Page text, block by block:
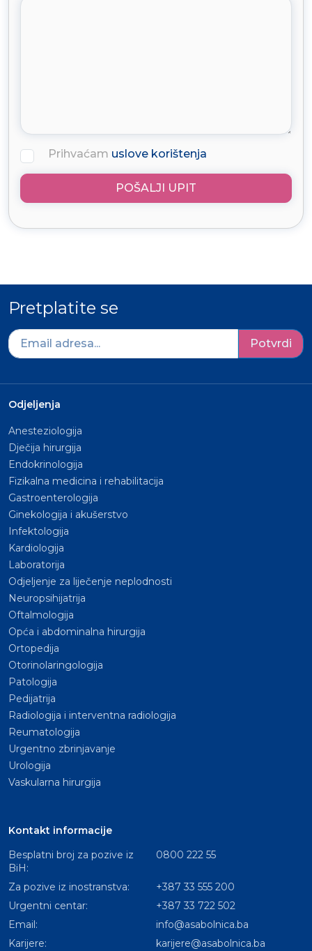
Prihvaćam uslove korištenja
POŠALJI UPIT
Pretplatite se
Potvrdi
Odjeljenja
Anesteziologija
Dječija hirurgija
Endokrinologija
Fizikalna medicina i rehabilitacija
Gastroenterologija
Ginekologija i akušerstvo
Infektologija
Kardiologija
Laboratorija
Odjeljenje za liječenje neplodnosti
Neuropsihijatrija
Oftalmologija
Opća i abdominalna hirurgija
Ortopedija
Otorinolaringologija
Patologija
Pedijatrija
Radiologija i interventna radiologija
Reumatologija
Urgentno zbrinjavanje
Urologija
Vaskularna hirurgija
Kontakt informacije
Besplatni broj za pozive iz
BiH:
0800 222 55
Za pozive iz inostranstva:
+387 33 555 200
Urgentni centar:
+387 33 722 502
Email:
info@asabolnica.ba
Karijere:
karijere@asabolnica.ba